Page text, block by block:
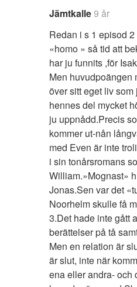
Jämtkalle9 år
Redan i s 1 episod
«homo » så tid att
har ju funnits ,för
Men huvudpoängen
över sitt eget liv
hennes del mycket
ju uppnådd.Precis
kommer ut-nån
med Even är inte
i sin tonårsromans
William.»Mognast»
Jonas.Sen var det
Noorhelm skulle få
3.Det hade inte gått
berättelser på tå
Men en relation är
är slut, inte när
ena eller andra- och